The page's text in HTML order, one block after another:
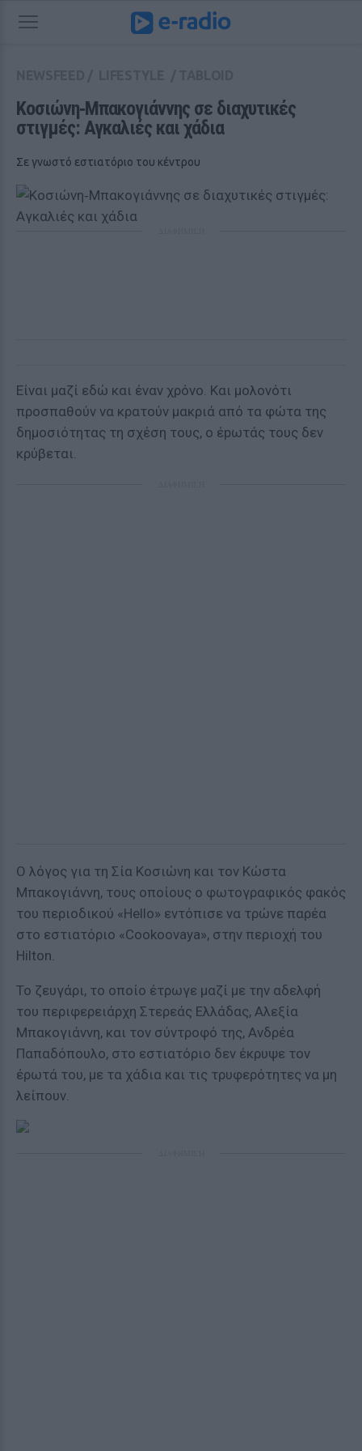
Κοσιώνη‑Μπακογιάννης σε διαχυτικές
στιγμές: Αγκαλιές και χάδια
Σε γνωστό εστιατόριο του κέντρου
Είναι μαζί εδώ και έναν χρόνο. Και μολονότι
προσπαθούν να κρατούν μακριά από τα φώτα της
δημοσιότητας τη σχέση τους, ο έpωτάς τους δεν
κρύβεται.
Ο λόγος για τη Σία Κοσιώνη και τον Κώστα
Μπακογιάννη, τους οποίους ο φωτογραφικός φακός
του περιοδικού «Ηello» εντόπισε να τρώνε παρέα
στο εστιατόριο «Cookoovaya», στην περιοχή του
Hilton.
Το ζευγάρι, το οποίο έτρωγε μαζί με την αδελφή
του περιφερειάρχη Στερεάς Ελλάδας, Αλεξία
Μπακογιάννη, και τον σύντροφό της, Ανδρέα
Παπαδόπουλο, στο εστιατόριο δεν έκρυψε τον
έρωτά του, με τα χάδια και τις τρυφερότητες να μη
λείπουν.